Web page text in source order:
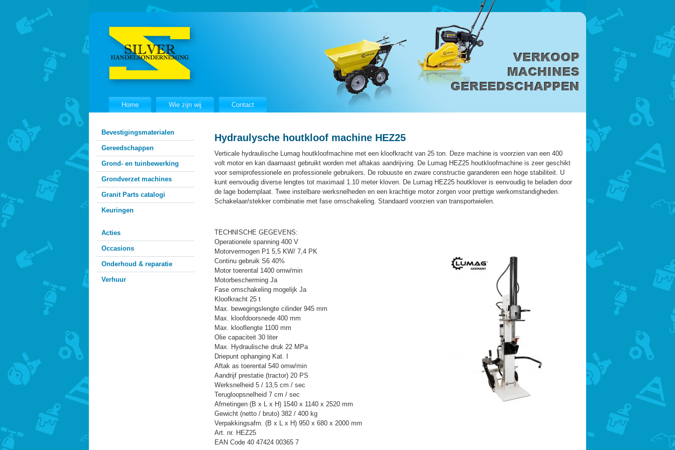
Home Wie zijn wij Contact
Bevestigingsmaterialen
Gereedschappen
Grond- en tuinbewerking
Grondverzet machines
Granit Parts catalogi
Keuringen
Acties
Occasions
Onderhoud & reparatie
Verhuur
Hydraulysche houtkloof machine HEZ25
Verticale hydraulische Lumag houtkloofmachine met een kloofkracht van 25 ton. Deze machine is voorzien van een 400
volt motor en kan daarnaast gebruikt worden met aftakas aandrijving. De Lumag HEZ25 houtkloofmachine is zeer geschikt
voor semiprofessionele en professionele gebruikers. De robuuste en zware constructie garanderen een hoge stabiliteit. U
kunt eenvoudig diverse lengtes tot maximaal 1.10 meter kloven. De Lumag HEZ25 houtklover is eenvoudig te beladen door
de lage bodemplaat. Twee instelbare werksnelheden en een krachtige motor zorgen voor prettige werkomstandigheden.
Schakelaar/stekker combinatie met fase omschakeling. Standaard voorzien van transportwielen.
TECHNISCHE GEGEVENS:
Operationele spanning 400 V
Motorvermogen P1 5,5 KW/ 7,4 PK
Continu gebruik S6 40%
Motor toerental 1400 omw/min
Motorbescherming Ja
Fase omschakeling mogelijk Ja
Kloofkracht 25 t
Max. bewegingslengte cilinder 945 mm
Max. kloofdoorsnede 400 mm
Max. klooflengte 1100 mm
Olie capaciteit 30 liter
Max. Hydraulische druk 22 MPa
Driepunt ophanging Kat. I
Aftak as toerental 540 omw/min
Aandrijf prestatie (tractor) 20 PS
Werksnelheid 5 / 13,5 cm / sec
Terugloopsnelheid 7 cm / sec
Afmetingen (B x L x H) 1540 x 1140 x 2520 mm
Gewicht (netto / bruto) 382 / 400 kg
Verpakkingsafm. (B x L x H) 950 x 680 x 2000 mm
Art. nr. HEZ25
EAN Code 40 47424 00365 7